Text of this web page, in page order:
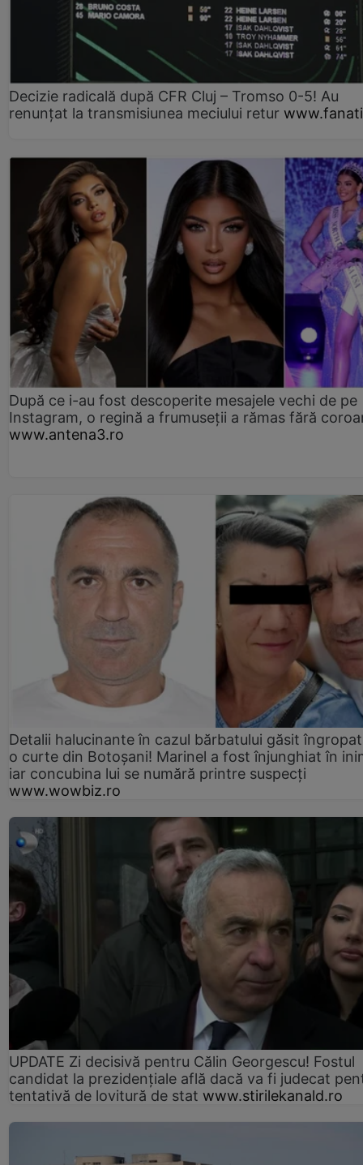
Decizie radicală după CFR Cluj – Tromso 0-5! Au
renunțat la transmisiunea meciului retur
După ce i-au fost descoperite mesajele vechi de pe
Instagram, o regină a frumuseții a rămas fără
www.antena3.ro
Detalii halucinante în cazul bărbatului găsit
o curte din Botoșani! Marinel a fost înjunghiat în
iar concubina lui se numără printre suspecți
www.wowbiz.ro
UPDATE Zi decisivă pentru Călin Georgescu! Fostul
candidat la prezidențiale află dacă va fi judecat
tentativă de lovitură de stat www.stirilekanald.ro